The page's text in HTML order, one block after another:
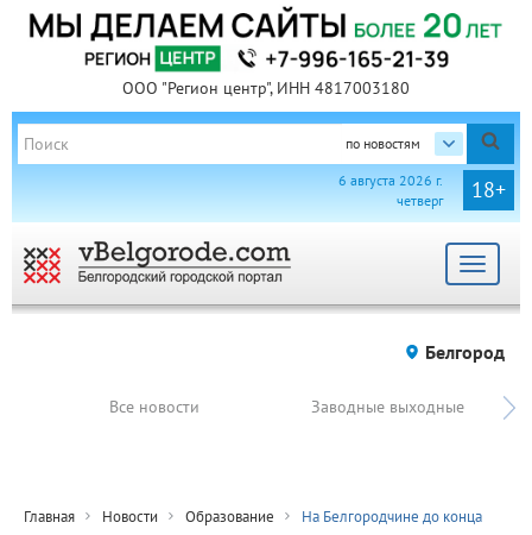
ООО "Регион центр", ИНН 4817003180
по новостям
18+
6 августа 2026 г.
четверг
Toggle
Белгород
Все новости Заводные выходные
Главная Новости Образование
На Белгородчине до конца